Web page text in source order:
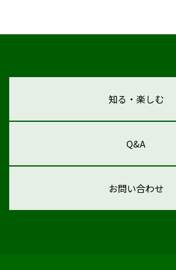
知る・楽しむ
Q&A
お問い合わせ